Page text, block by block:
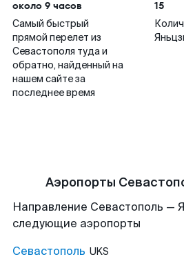
около 9 часов
Самый быстрый
прямой перелет из
Севастополя туда и
обратно, найденный на
нашем сайте за
последнее время
15
Аэропорты
Направление Севастополь —
следующие аэропорты
Севастополь UKS